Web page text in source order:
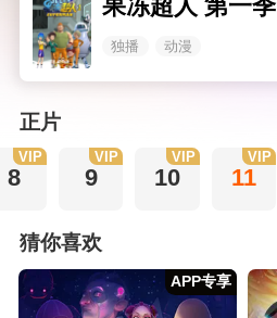
果冻超人 第一季
独播 动漫
正片
8
VIP
9
VIP
10
VIP
11
VIP
猜你喜欢
APP专享